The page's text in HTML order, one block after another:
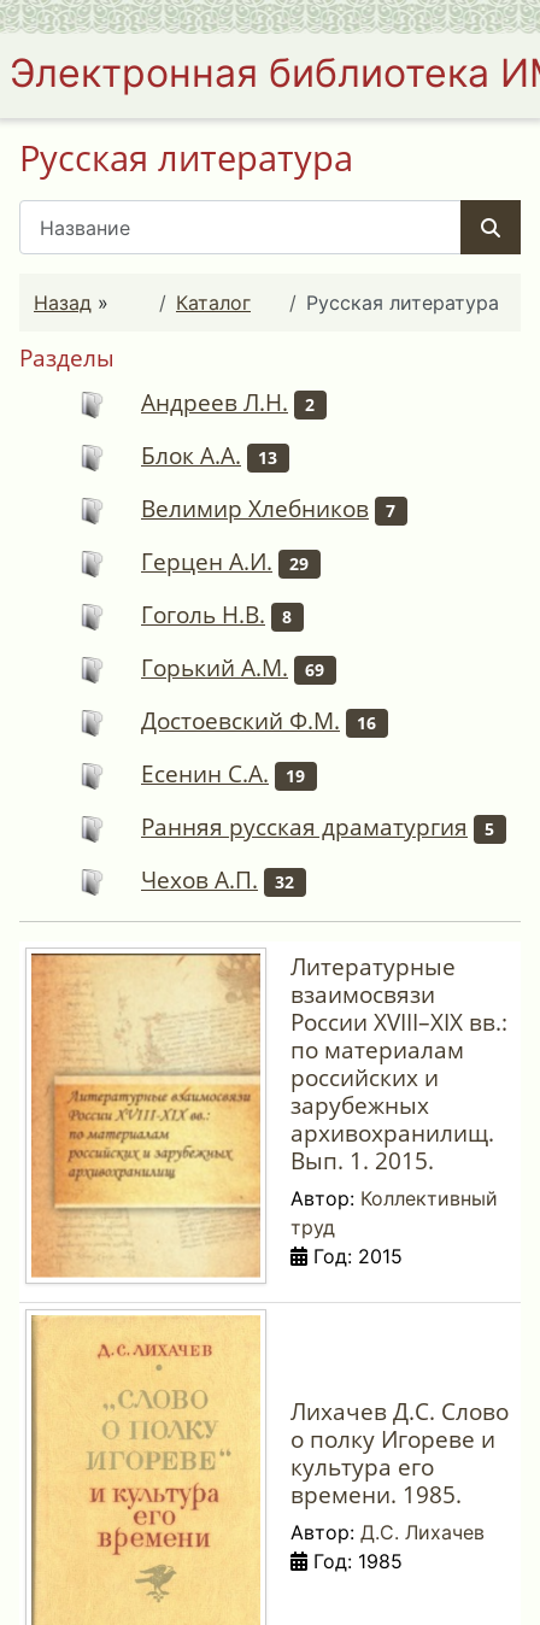
Электронная библиотека
Русская литература
Назад » Каталог Русская литература
Разделы
Андреев Л.Н.
2
Блок А.А. 13
Велимир Хлебников 7
Герцен А.И. 29
Гоголь Н.В. 8
Горький А.М. 69
Достоевский Ф.М. 16
Есенин С.А. 19
Ранняя русская драматургия 5
Чехов А.П. 32
Литературные
взаимосвязи
России XVIII–XIX вв.:
по материалам
российских и
зарубежных
архивохранилищ.
Вып. 1. 2015.
Автор: Коллективный
труд
Год: 2015
Лихачев Д.С. Слово
о полку Игореве и
культура его
времени. 1985.
Автор: Д.С. Лихачев
Год: 1985